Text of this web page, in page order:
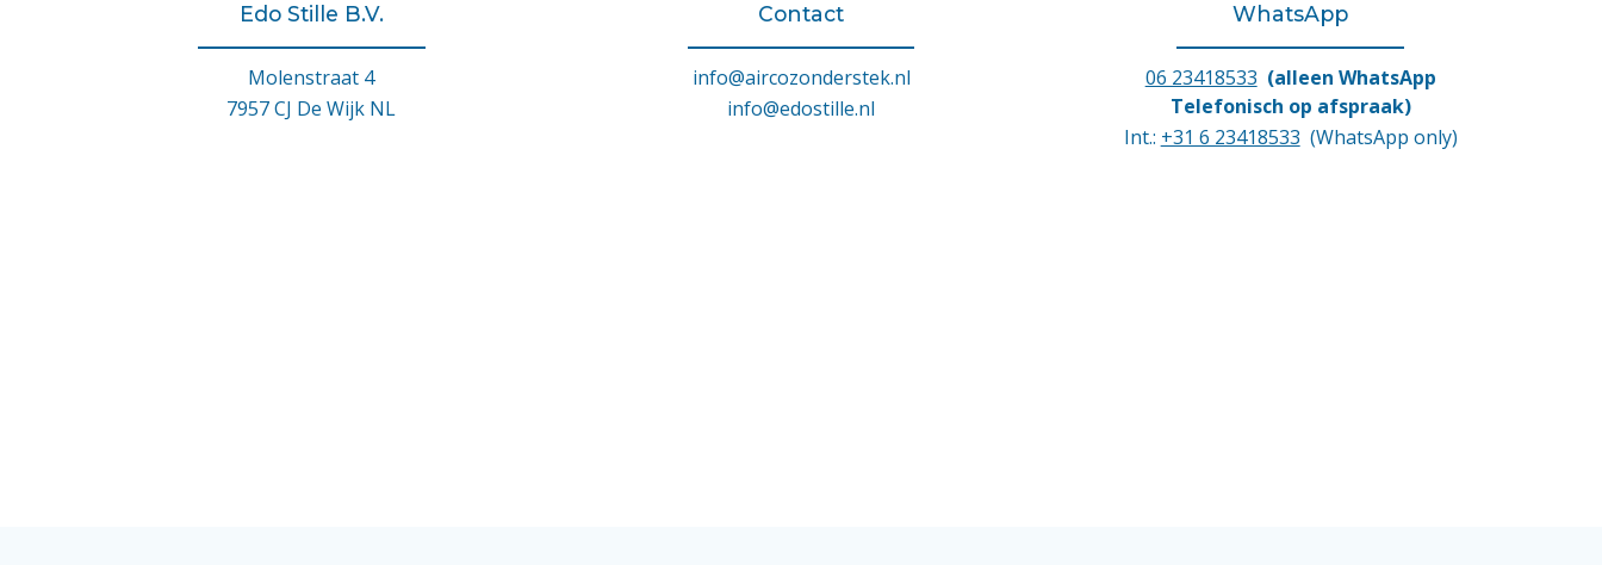
Edo Stille B.V.
Molenstraat 4
7957 CJ De Wijk NL
Contact
info@aircozonderstek.nl
info@edostille.nl
WhatsApp
06 23418533 (alleen WhatsApp
Telefonisch op afspraak)
Int.: +31 6 23418533 (WhatsApp only)